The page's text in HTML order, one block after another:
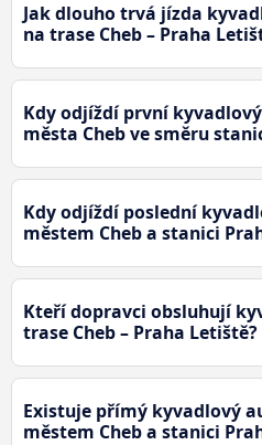
Jak dlouho trvá jízda
na trase Cheb – Praha
Kdy odjíždí první
města Cheb ve směru
Kdy odjíždí poslední
městem Cheb a stanici
Kteří dopravci obsluhují
trase Cheb – Praha Letiště?
Existuje přímý kyvadlový
městem Cheb a stanici